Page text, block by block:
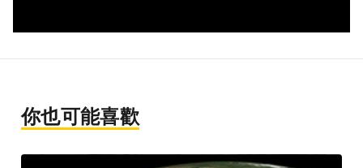
你也可能喜歡